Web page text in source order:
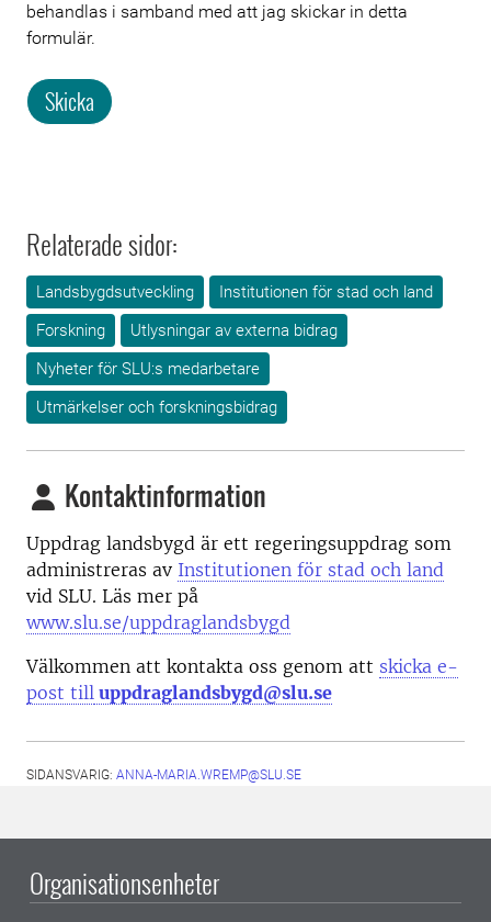
behandlas i samband med att jag skickar in detta
formulär.
Skicka
Relaterade sidor:
Landsbygdsutveckling
Institutionen för stad och land
Forskning
Utlysningar av externa bidrag
Nyheter för SLU:s medarbetare
Utmärkelser och forskningsbidrag
Kontaktinformation
Uppdrag landsbygd är ett regeringsuppdrag som
administreras av Institutionen för stad och land
vid SLU. Läs mer på
www.slu.se/uppdraglandsbygd
Välkommen att kontakta oss genom att skicka e-
post till uppdraglandsbygd@slu.se
SIDANSVARIG: ANNA-MARIA.WREMP@SLU.SE
Organisationsenheter